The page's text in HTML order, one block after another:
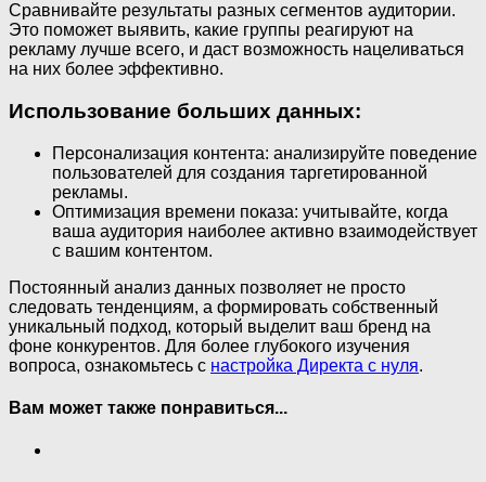
Сравнивайте результаты разных сегментов аудитории.
Это поможет выявить, какие группы реагируют на
рекламу лучше всего, и даст возможность нацеливаться
на них более эффективно.
Использование больших данных:
Персонализация контента: анализируйте поведение
пользователей для создания таргетированной
рекламы.
Оптимизация времени показа: учитывайте, когда
ваша аудитория наиболее активно взаимодействует
с вашим контентом.
Постоянный анализ данных позволяет не просто
следовать тенденциям, а формировать собственный
уникальный подход, который выделит ваш бренд на
фоне конкурентов. Для более глубокого изучения
вопроса, ознакомьтесь с настройка Директа с нуля.
Вам может также понравиться...